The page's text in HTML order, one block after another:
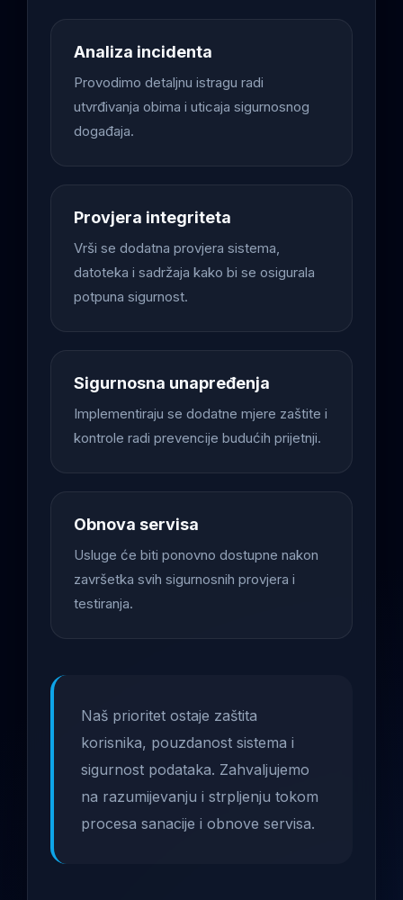
Analiza incidenta
Provodimo detaljnu istragu radi
utvrđivanja obima i uticaja sigurnosnog
događaja.
Provjera integriteta
Vrši se dodatna provjera sistema,
datoteka i sadržaja kako bi se osigurala
potpuna sigurnost.
Sigurnosna unapređenja
Implementiraju se dodatne mjere zaštite i
kontrole radi prevencije budućih prijetnji.
Obnova servisa
Usluge će biti ponovno dostupne nakon
završetka svih sigurnosnih provjera i
testiranja.
Naš prioritet ostaje zaštita
korisnika, pouzdanost sistema i
sigurnost podataka. Zahvaljujemo
na razumijevanju i strpljenju tokom
procesa sanacije i obnove servisa.